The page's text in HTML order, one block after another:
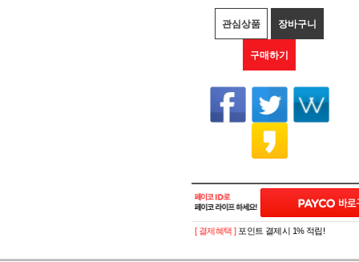
관심상품 장바구니
구매하기
[ 결제혜택 ] 포인트 결제시 1% 적립!